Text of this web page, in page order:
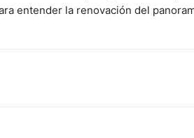
entender la renovación del